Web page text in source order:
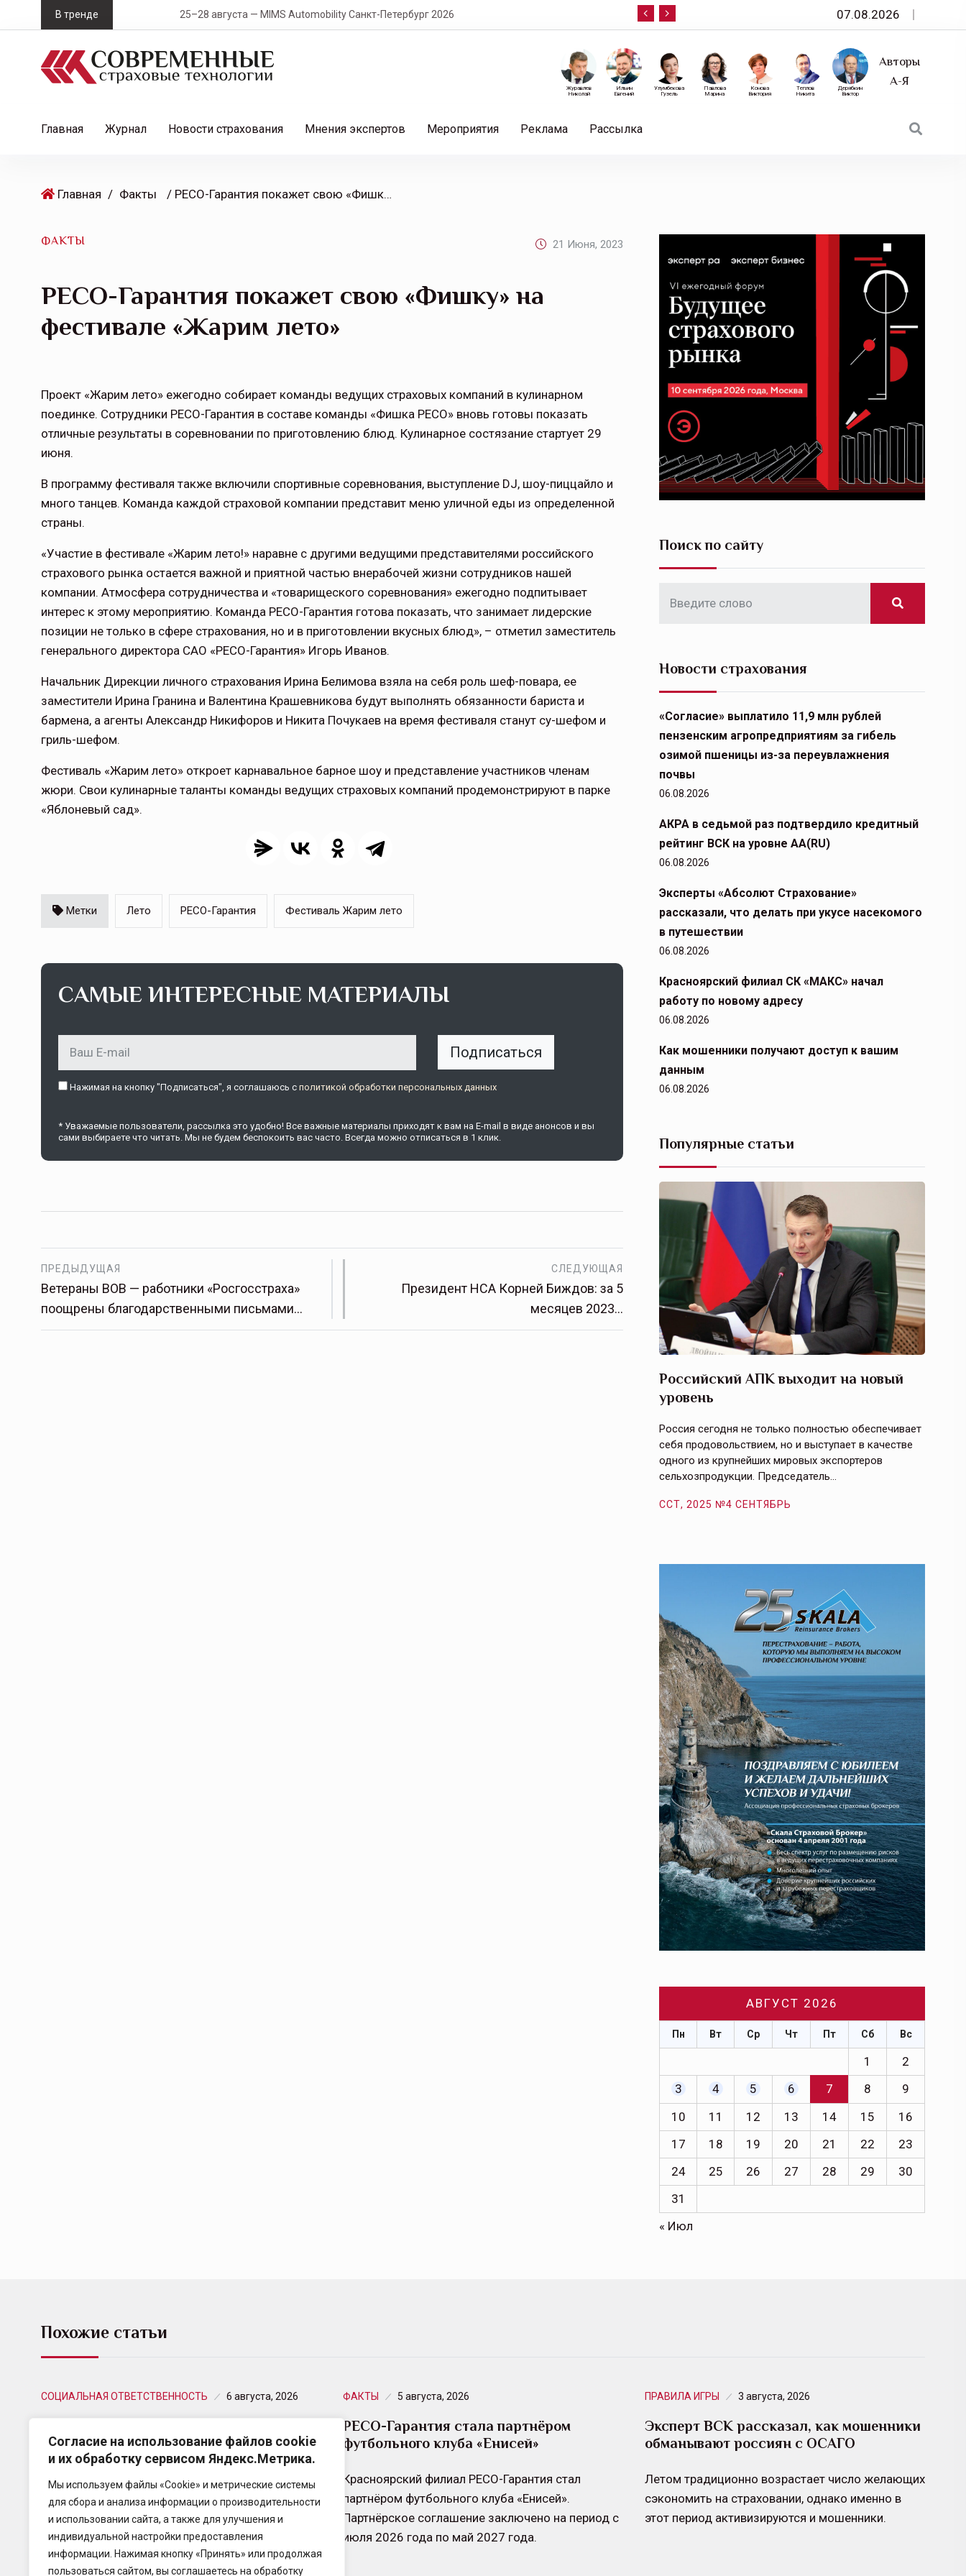
Согласие на использование файлов cookie
и их обработку сервисом Яндекс.Метрика.
Мы используем файлы «Cookie» и метрические системы
для сбора и анализа информации о производительности
и использовании сайта, а также для улучшения и
индивидуальной настройки предоставления
информации. Нажимая кнопку «Принять» или продолжая
пользоваться сайтом, вы соглашаетесь на обработку
k
В тренде 25–28 августа — MIMS Automobility Санкт-Петербург 2026 10 сентября — «Эксперт РА» приглашает на
07.08.2026
Авторы
А-Я
Дерябкин
Виктор
Теплов
Никита
Конова
Виктория
Павлова
Марина
Улумбекова
Гузель
Ильин
Евгений
Журавлев
Николай
Главная Журнал Новости страхования Мнения экспертов Мероприятия Реклама Рассылка
Главная / Факты / РЕСО-Гарантия покажет свою «Фишку» на фестивале «Жарим лето»
ФАКТЫ 21 Июня, 2023
РЕСО-Гарантия покажет свою «Фишку» на
фестивале «Жарим лето»
Проект «Жарим лето» ежегодно собирает команды ведущих страховых компаний в кулинарном
поединке. Сотрудники РЕСО-Гарантия в составе команды «Фишка РЕСО» вновь готовы показать
отличные результаты в соревновании по приготовлению блюд. Кулинарное состязание стартует 29
июня.
В программу фестиваля также включили спортивные соревнования, выступление DJ, шоу-пиццайло и
много танцев. Команда каждой страховой компании представит меню уличной еды из определенной
страны.
«Участие в фестивале «Жарим лето!» наравне с другими ведущими представителями российского
страхового рынка остается важной и приятной частью внерабочей жизни сотрудников нашей
компании. Атмосфера сотрудничества и «товарищеского соревнования» ежегодно подпитывает
интерес к этому мероприятию. Команда РЕСО-Гарантия готова показать, что занимает лидерские
позиции не только в сфере страхования, но и в приготовлении вкусных блюд», – отметил заместитель
генерального директора САО «РЕСО-Гарантия» Игорь Иванов.
Начальник Дирекции личного страхования Ирина Белимова взяла на себя роль шеф-повара, ее
заместители Ирина Гранина и Валентина Крашевникова будут выполнять обязанности бариста и
бармена, а агенты Александр Никифоров и Никита Почукаев на время фестиваля станут су-шефом и
гриль-шефом.
Фестиваль «Жарим лето» откроет карнавальное барное шоу и представление участников членам
жюри. Свои кулинарные таланты команды ведущих страховых компаний продемонстрируют в парке
«Яблоневый сад».
Метки Лето РЕСО-Гарантия Фестиваль Жарим лето
САМЫЕ ИНТЕРЕСНЫЕ МАТЕРИАЛЫ
Подписаться
Нажимая на кнопку "Подписаться", я соглашаюсь c политикой обработки персональных данных
* Уважаемые пользователи, рассылка это удобно! Все важные материалы приходят к вам на E-mail в виде анонсов и вы
сами выбираете что читать. Мы не будем беспокоить вас часто. Всегда можно отписаться в 1 клик.
ПРЕДЫДУЩАЯ
Ветераны ВОВ — работники «Росгосстраха»
поощрены благодарственными письмами…
СЛЕДУЮЩАЯ
Президент НСА Корней Биждов: за 5
месяцев 2023…
Поиск по сайту
Новости страхования
«Согласие» выплатило 11,9 млн рублей
пензенским агропредприятиям за гибель
озимой пшеницы из-за переувлажнения
почвы
06.08.2026
АКРА в седьмой раз подтвердило кредитный
рейтинг ВСК на уровне АА(RU)
06.08.2026
Эксперты «Абсолют Страхование»
рассказали, что делать при укусе насекомого
в путешествии
06.08.2026
Красноярский филиал СК «МАКС» начал
работу по новому адресу
06.08.2026
Как мошенники получают доступ к вашим
данным
06.08.2026
Популярные статьи
Российский АПК выходит на новый
уровень
Россия сегодня не только полностью обеспечивает
себя продовольствием, но и выступает в качестве
одного из крупнейших мировых экспортеров
сельхозпродукции. Председатель…
ССТ, 2025 №4 СЕНТЯБРЬ
АВГУСТ 2026
Пн Вт Ср Чт Пт Сб Вс
1
2
3
4 5 6 7 8
9
10
11 12 13 14 15
16
17
18 19 20 21 22
23
24
25 26 27 28 29
30
31
« Июл
Похожие статьи
СОЦИАЛЬНАЯ ОТВЕТСТВЕННОСТЬ 6 августа, 2026
рассказали, что делать при укусе
насекомого…
Август — один из самых популярных месяцев для
путешествий и одновременно период высокой
активности ос, пчел и других насекомых.
ФАКТЫ 5 августа, 2026
РЕСО-Гарантия стала партнёром
футбольного клуба «Енисей»
Красноярский филиал РЕСО-Гарантия стал
партнёром футбольного клуба «Енисей».
Партнёрское соглашение заключено на период с
июля 2026 года по май 2027 года.
ПРАВИЛА ИГРЫ 3 августа, 2026
Эксперт ВСК рассказал, как мошенники
обманывают россиян с ОСАГО
Летом традиционно возрастает число желающих
сэкономить на страховании, однако именно в
этот период активизируются и мошенники.